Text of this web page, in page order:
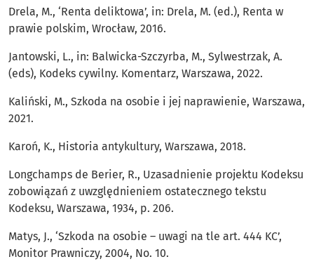
Drela, M., ‘Renta deliktowa’, in: Drela, M. (ed.), Renta w
prawie polskim, Wrocław, 2016.
Jantowski, L., in: Balwicka-Szczyrba, M., Sylwestrzak, A.
(eds), Kodeks cywilny. Komentarz, Warszawa, 2022.
Kaliński, M., Szkoda na osobie i jej naprawienie, Warszawa,
2021.
Karoń, K., Historia antykultury, Warszawa, 2018.
Longchamps de Berier, R., Uzasadnienie projektu Kodeksu
zobowiązań z uwzględnieniem ostatecznego tekstu
Kodeksu, Warszawa, 1934, p. 206.
Matys, J., ‘Szkoda na osobie – uwagi na tle art. 444 KC’,
Monitor Prawniczy, 2004, No. 10.